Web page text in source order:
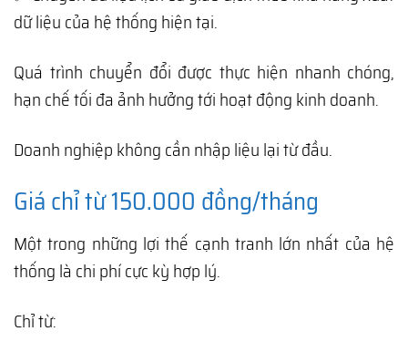
dữ liệu của hệ thống hiện tại.
Quá trình chuyển đổi được thực hiện nhanh chóng,
hạn chế tối đa ảnh hưởng tới hoạt động kinh doanh.
Doanh nghiệp không cần nhập liệu lại từ đầu.
Giá chỉ từ 150.000 đồng/tháng
Một trong những lợi thế cạnh tranh lớn nhất của hệ
thống là chi phí cực kỳ hợp lý.
Chỉ từ: